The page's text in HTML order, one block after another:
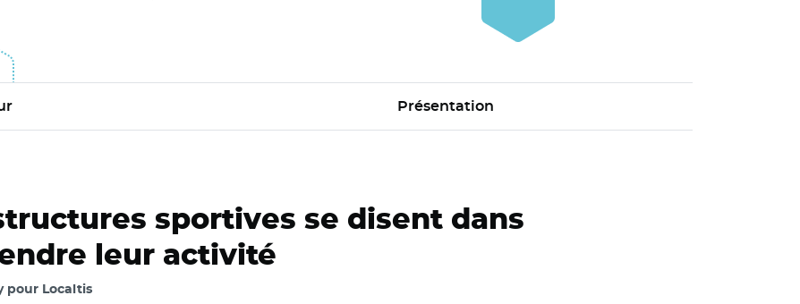
Présentation
sportives se disent dans
leur activité
pour Localtis